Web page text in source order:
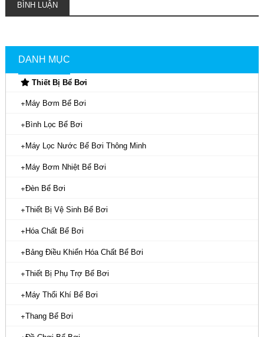
BÌNH LUẬN
DANH MỤC
Thiết Bị Bể Bơi
Máy Bơm Bể Bơi
Bình Lọc Bể Bơi
Máy Lọc Nước Bể Bơi Thông Minh
Máy Bơm Nhiệt Bể Bơi
Đèn Bể Bơi
Thiết Bị Vệ Sinh Bể Bơi
Hóa Chất Bể Bơi
Bảng Điều Khiển Hóa Chất Bể Bơi
Thiết Bị Phụ Trợ Bể Bơi
Máy Thổi Khí Bể Bơi
Thang Bể Bơi